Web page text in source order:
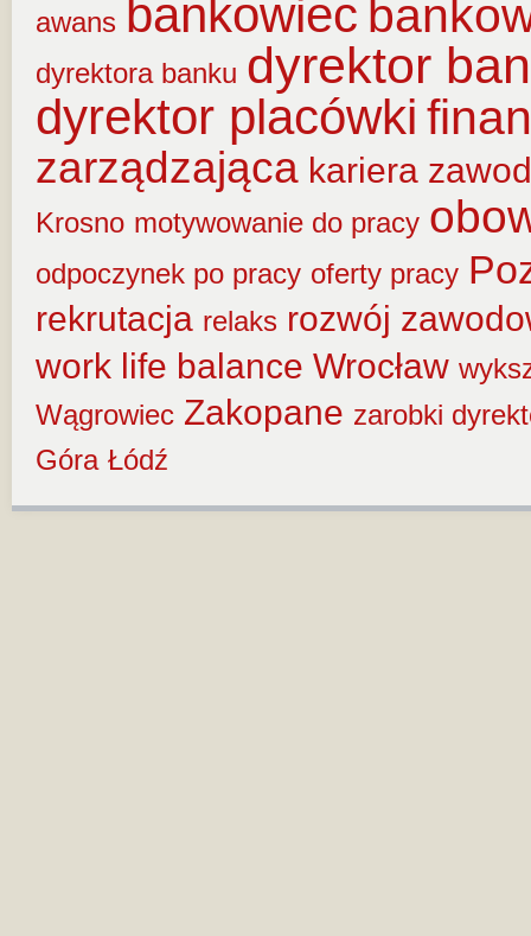
awans bankowiec
dyrektora banku dyrektor
dyrektor placówki
zarządzająca kariera
Krosno motywowanie do pracy
odpoczynek po pracy oferty pracy
rekrutacja relaks rozwój
work life balance Wrocław
Wągrowiec Zakopane zarobki
Góra Łódź